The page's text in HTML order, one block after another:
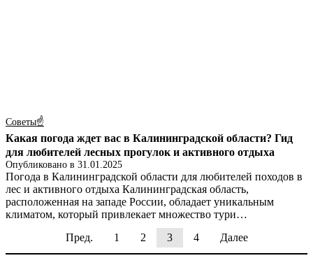
Советы☝
Какая погода ждет вас в Калининградской области? Гид
для любителей лесных прогулок и активного отдыха
Опубликовано в 31.01.2025
Погода в Калининградской области для любителей походов в
лес и активного отдыха Калининградская область,
расположенная на западе России, обладает уникальным
климатом, который привлекает множество тури…
Пред.
1 2 3 4 Далее